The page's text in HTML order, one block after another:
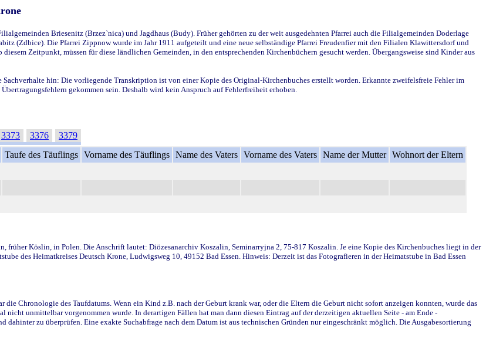
Briesenitz (Brzez`nica) und Jagdhaus (Budy). Früher gehörten zu der weit ausgedehnten Pfarrei auch die Filialgemeinden Doderlage
(Zdbice). Die Pfarrei Zippnow wurde im Jahr 1911 aufgeteilt und eine neue selbständige Pfarrei Freudenfier mit den Filialen Klawittersdorf und
Zeitpunkt, müssen für diese ländlichen Gemeinden, in den entsprechenden Kirchenbüchern gesucht werden. Übergangsweise sind Kinder aus
Sachverhalte hin: Die vorliegende Transkription ist von einer Kopie des Original-Kirchenbuches erstellt worden. Erkannte zweifelsfreie Fehler im
gekommen sein. Deshalb wird kein Anspruch auf Fehlerfreiheit erhoben.
3373 3376
3379
Taufe des Täuflings Vorname des Täuflings Name des Vaters Vorname des Vaters Name der Mutter Wohnort der Eltern
Köslin, in Polen. Die Anschrift lautet: Diözesanarchiv Koszalin, Seminarryjna 2, 75-817 Koszalin. Je eine Kopie des Kirchenbuches liegt in der
des Heimatkreises Deutsch Krone, Ludwigsweg 10, 49152 Bad Essen. Hinweis: Derzeit ist das Fotografieren in der Heimatstube in Bad Essen
Chronologie des Taufdatums. Wenn ein Kind z.B. nach der Geburt krank war, oder die Eltern die Geburt nicht sofort anzeigen konnten, wurde das
nicht unmittelbar vorgenommen wurde. In derartigen Fällen hat man dann diesen Eintrag auf der derzeitigen aktuellen Seite - am Ende -
zu überprüfen. Eine exakte Suchabfrage nach dem Datum ist aus technischen Gründen nur eingeschränkt möglich. Die Ausgabesortierung